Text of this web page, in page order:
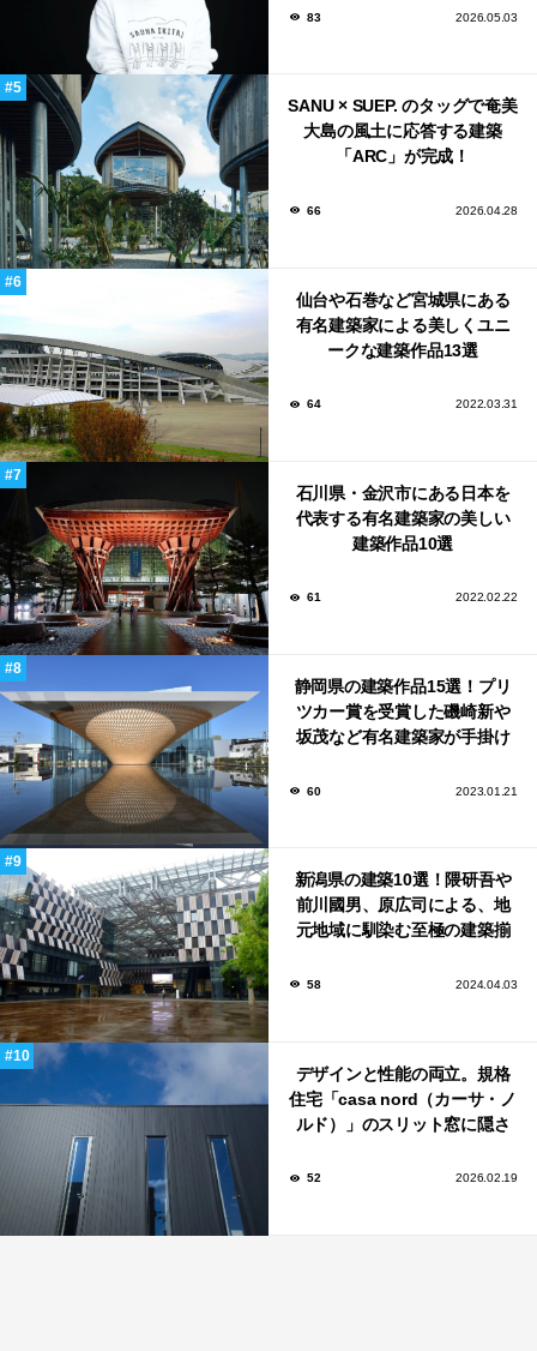
83 2026.05.03
SANU × SUEP. のタッグで奄美
大島の風土に応答する建築
「ARC」が完成！
66 2026.04.28
仙台や石巻など宮城県にある
有名建築家による美しくユニ
ークな建築作品13選
64 2022.03.31
石川県・金沢市にある日本を
代表する有名建築家の美しい
建築作品10選
61 2022.02.22
静岡県の建築作品15選！プリ
ツカー賞を受賞した磯崎新や
坂茂など有名建築家が手掛け
60 2023.01.21
新潟県の建築10選！隈研吾や
前川國男、原広司による、地
元地域に馴染む至極の建築揃
58 2024.04.03
デザインと性能の両立。規格
住宅「casa nord（カーサ・ノ
ルド）」のスリット窓に隠さ
52 2026.02.19